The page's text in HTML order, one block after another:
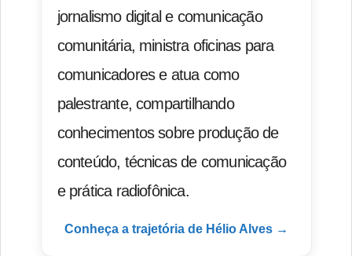
jornalismo digital e comunicação
comunitária, ministra oficinas para
comunicadores e atua como
palestrante, compartilhando
conhecimentos sobre produção de
conteúdo, técnicas de comunicação
e prática radiofônica.
Conheça a trajetória de Hélio Alves →